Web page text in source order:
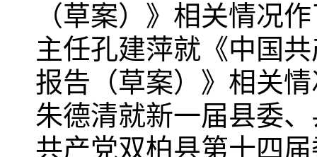
（草案）》相关情况
主任孔建萍就《中国
报告（草案）》相关
朱德清就新一届县委
共产党双柏县第十四